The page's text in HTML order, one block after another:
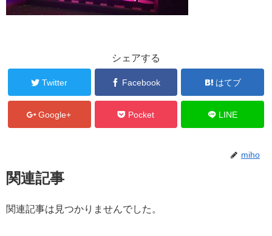
シェアする
Twitter Facebook はてブ
Google+ Pocket LINE
miho
関連記事
関連記事は見つかりませんでした。